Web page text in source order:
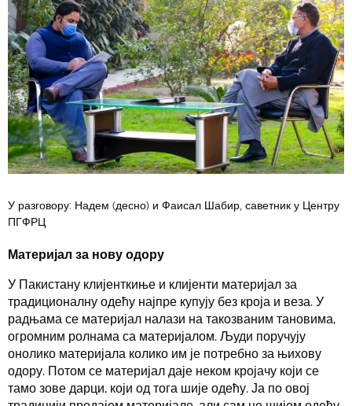
У разговору: Надем (десно) и Фаисал Шабир, саветник у Центру
ПГФРЦ
Материјал за нову одору
У Пакистану клијенткиње и клијенти материјал за
традиционалну одећу најпре купују без кроја и веза. У
радњама се материјал налази на такозваним тановима,
огромним ролнама са материјалом. Људи поручују
онолико материјала колико им је потребно за њихову
одору. Потом се материјал даје неком кројачу који се
тамо зове дарци, који од тога шије одећу. Ја по овој